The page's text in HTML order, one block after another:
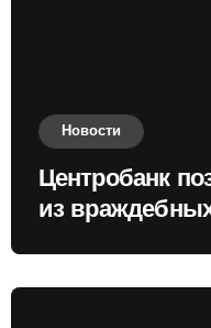
Новости
Центробанк
из